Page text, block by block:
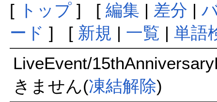
[ トップ] [ 編集 | 差分 |
ード ] [ 新規 | 一覧 | 単語
LiveEvent/
きません(凍結解除)